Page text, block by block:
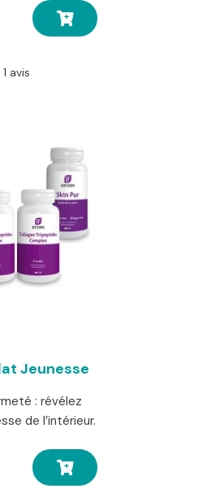
1 avis
Jeunesse
: révélez
de l’intérieur.